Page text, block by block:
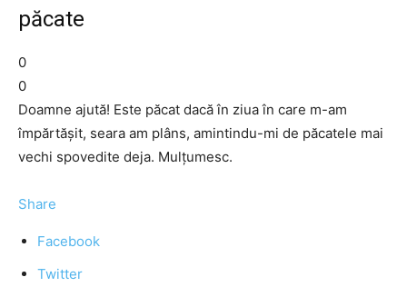
păcate
0
0
Doamne ajută! Este păcat dacă în ziua în care m-am
împărtăşit, seara am plâns, amintindu-mi de păcatele mai
vechi spovedite deja. Mulţumesc.
Share
Facebook
Twitter